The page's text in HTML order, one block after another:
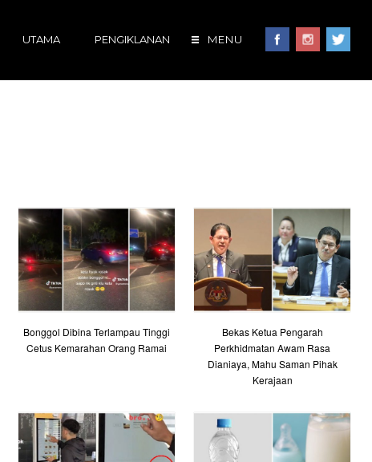
MENU
UTAMA PENGIKLANAN
Bonggol Dibina Terlampau Tinggi
Cetus Kemarahan Orang Ramai
Bekas Ketua Pengarah
Perkhidmatan Awam Rasa
Dianiaya, Mahu Saman Pihak
Kerajaan